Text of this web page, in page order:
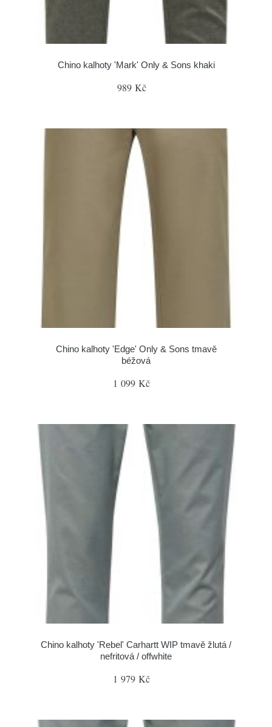
Chino kalhoty 'Mark' Only & Sons khaki
989 Kč
Chino kalhoty 'Edge' Only & Sons tmavě
béžová
1 099 Kč
Chino kalhoty 'Rebel' Carhartt WIP tmavě žlutá /
nefritová / offwhite
1 979 Kč